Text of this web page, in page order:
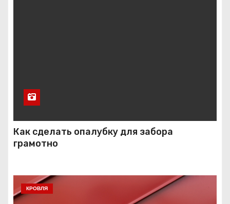
Как сделать опалубку для забора
грамотно
КРОВЛЯ